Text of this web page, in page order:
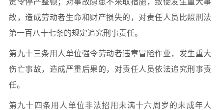
故，造成劳动者生命和财产损失的，对责任人员比照刑法
第一百八十七条的规定追究刑事责任。
第九十三条用人单位强令劳动者违章冒险作业，发生重大
伤亡事故，造成严重后果的，对责任人员依法追究刑事责
任。
第九十四条用人单位非法招用未满十六周岁的未成年人